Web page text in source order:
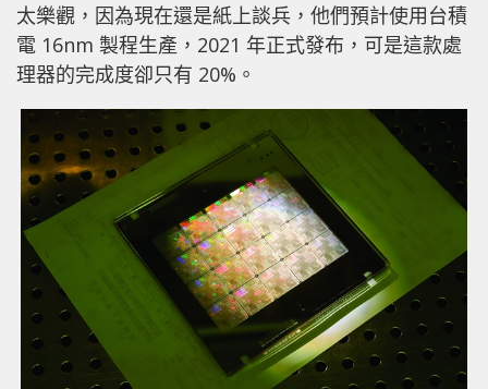
太樂觀，因為現在還是紙上談兵，他們預計使用台積
電 16nm 製程生產，2021 年正式發布，可是這款處
理器的完成度卻只有 20%。